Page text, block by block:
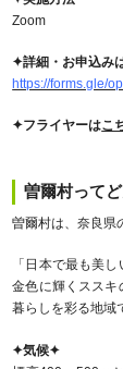
Zoom
✦詳細・お申込み
https://forms.gle/
✦フライヤーはこ
曽爾村って
曽爾村は、奈良県
「日本で最も美
金色に輝くススキ
暮らしを彩る地域
✦気候✦